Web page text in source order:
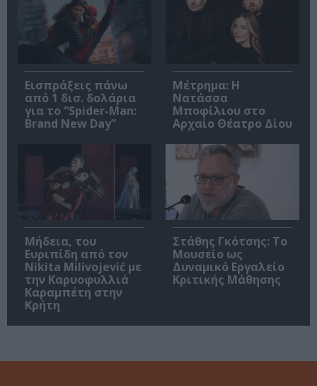
Εισπράξεις πάνω
από 1 δισ. δολάρια
για το “Spider-Man:
Brand New Day”
Μέτρημα: Η
Νατάσσα
Μποφίλιου στο
Αρχαίο Θέατρο Δίου
Μήδεια, του
Ευριπίδη από τον
Nikita Milivojević με
την Καρυοφυλλιά
Καραμπέτη στην
Κρήτη
Στάθης Γκότσης: Το
Μουσείο ως
Δυναμικό Εργαλείο
Κριτικής Μάθησης